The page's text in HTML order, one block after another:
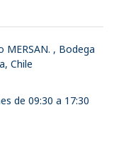
MERSAN. , Bodega
Chile
de 09:30 a 17:30